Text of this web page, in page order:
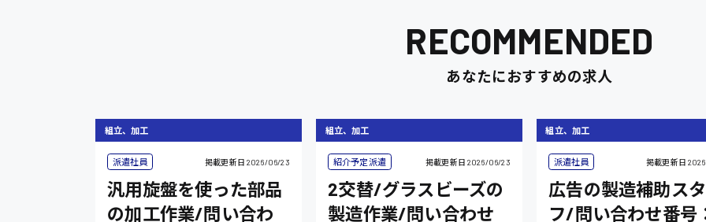
RECOMMENDED
あなたにおすすめの求人
組立、加工
派遣社員 掲載更新日 2026/06/23
汎用旋盤を使った部品
の加工作業/問い合わ
組立、加工
紹介予定派遣 掲載更新日 2026/06/23
2交替/グラスビーズの
製造作業/問い合わせ
組立、加工
派遣社員 掲載更新日
広告の製造補助ス
フ/問い合わせ番号